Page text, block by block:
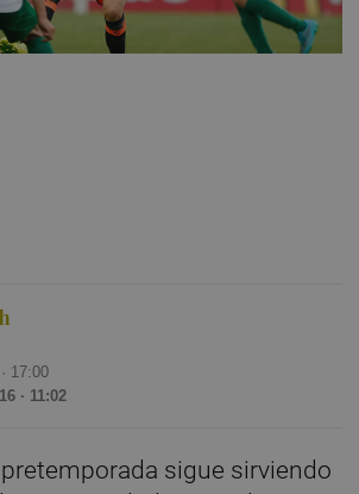
17:00
· 11:02
pretemporada sigue sirviendo